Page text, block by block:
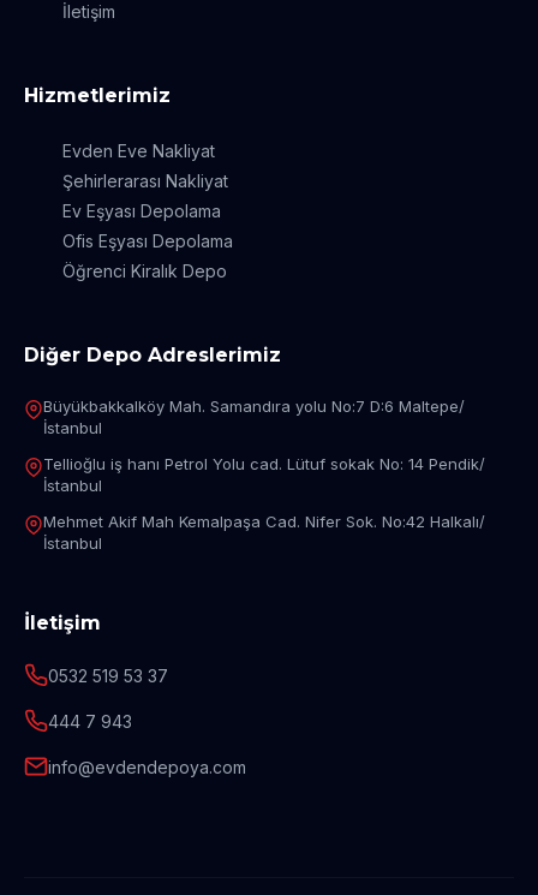
İletişim
Hizmetlerimiz
Evden Eve Nakliyat
Şehirlerarası Nakliyat
Ev Eşyası Depolama
Ofis Eşyası Depolama
Öğrenci Kiralık Depo
Diğer Depo Adreslerimiz
Büyükbakkalköy Mah. Samandıra yolu No:7 D:6 Maltepe/
İstanbul
Tellioğlu iş hanı Petrol Yolu cad. Lütuf sokak No: 14 Pendik/
İstanbul
Mehmet Akif Mah Kemalpaşa Cad. Nifer Sok. No:42 Halkalı/
İstanbul
İletişim
0532 519 53 37
444 7 943
info@evdendepoya.com